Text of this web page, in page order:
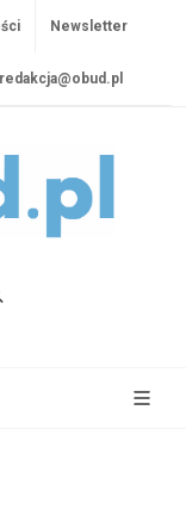
Newsletter
redakcja@obud.pl